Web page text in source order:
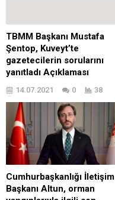
TBMM Başkanı Mustafa
Şentop, Kuveyt’te
gazetecilerin sorularını
yanıtladı Açıklaması
14.07.2021 0 38
Cumhurbaşkanlığı İletişim
Başkanı Altun, orman